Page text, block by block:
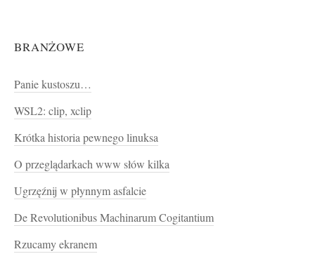
BRANŻOWE
Panie kustoszu…
WSL2: clip, xclip
Krótka historia pewnego linuksa
O przeglądarkach www słów kilka
Ugrzęźnij w płynnym asfalcie
De Revolutionibus Machinarum Cogitantium
Rzucamy ekranem